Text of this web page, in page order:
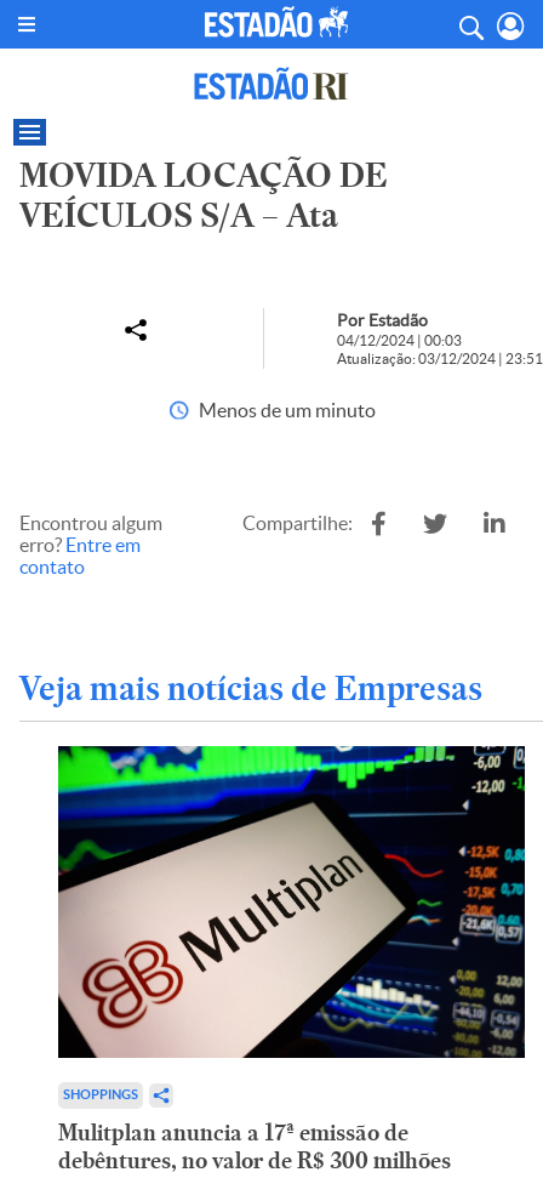
MOVIDA LOCAÇÃO DE
VEÍCULOS S/A – Ata
Por Estadão
04/12/2024 | 00:03
Atualização: 03/12/2024 | 23:51
Menos de um minuto
Encontrou algum
erro? Entre em
contato
Compartilhe:
Veja mais notícias de Empresas
SHOPPINGS
Mulitplan anuncia a 17ª emissão de
debêntures, no valor de R$ 300 milhões